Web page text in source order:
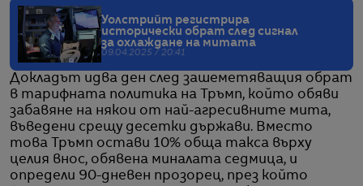
Уолстрийт регистрира
исторически обрат след сигнал
за охлаждане на митата
09.04.2025 / 20:41
Докладът идва ден след зашеметяващия обрат
в тарифната политика на Тръмп, който обяви
забавяне на някои от най-агресивните мита,
въведени срещу десетки държави. Вместо
това Тръмп остави 10% обща такса върху
целия внос, обявена миналата седмица, и
определи 90-дневен прозорец, през който